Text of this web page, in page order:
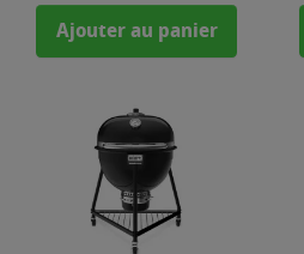
Ajouter au panier